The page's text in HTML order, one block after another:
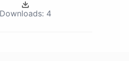
Downloads: 4